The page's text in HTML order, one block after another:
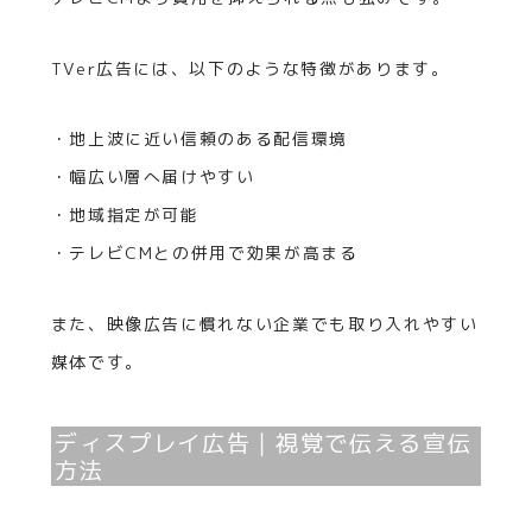
TVer広告には、以下のような特徴があります。
・地上波に近い信頼のある配信環境
・幅広い層へ届けやすい
・地域指定が可能
・テレビCMとの併用で効果が高まる
また、映像広告に慣れない企業でも取り入れやすい
媒体です。
ディスプレイ広告｜視覚で伝える宣伝
方法